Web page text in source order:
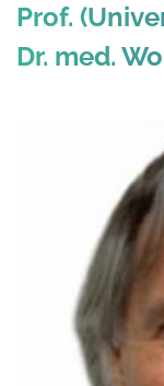
Prof.
Dr. med.